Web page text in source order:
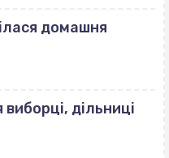
домашня
дільниці